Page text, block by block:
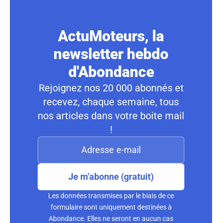
ActuMoteurs, la
newsletter hebdo
d'Abondance
Rejoignez nos 20 000 abonnés et
recevez, chaque semaine, tous
nos articles dans votre boite mail
!
Je m'abonne (gratuit)
Les données transmises par le biais de ce
formulaire sont uniquement destinées à
Abondance. Elles ne seront en aucun cas